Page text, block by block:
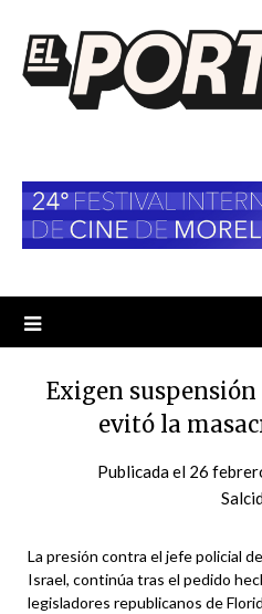
contenido
Exigen
evitó la
Publicada el 26
La presión contra el jefe policial
Israel, continúa tras el pedido
legisladores republicanos de